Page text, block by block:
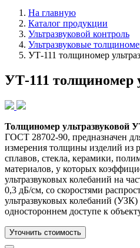
На главную
Каталог продукции
Ультразвуковой контроль
Ультразвуковые
УТ-111 толщиномер
УТ-111 толщиномер
Толщиномер ультразвуковой
ГОСТ 28702-90, предназначен
измерения толщины изделий из
сплавов, стекла, керамики,
материалов, у которых
ультразвуковых колебаний на
0,3 дБ/см, со скоростями
ультразвуковых колебаний
одностороннем доступе к
Уточнить стоимость